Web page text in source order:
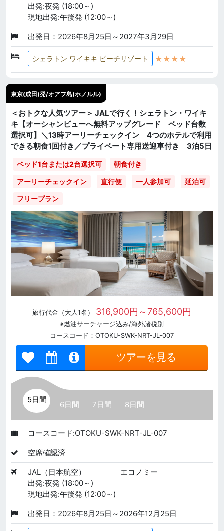
出発:夜発 (18:00～)
現地出発:午後発 (12:00～)
出発日：2026年8月25日～2027年3月29日
シェラトン ワイキキ ビーチリゾート ★★★★
東京(成田)発/オアフ島(ホノルル)
＜おトクな人気ツアー＞ JALで行く！シェラトン・ワイキ
キ【オーシャンビューへ無料アップグレード ベッド台数
選択可】＼13時アーリーチェックイン 4つのホテルで利用
できる朝食1回付き／プライベート専用送迎車付き 3泊5日
ベッド1台または2台選択可 朝食付き
アーリーチェックイン 直行便 一人参加可 延泊可
フリープラン
旅行代金（大人1名） 316,900円～765,600円
※燃油サーチャージ込み/海外諸税別
コースコード：OTOKU-SWK-NRT-JL-007
ツアーを見る
5日間
6日間 7日間 8日間
コースコード:OTOKU-SWK-NRT-JL-007
空席確認済
JAL（日本航空）
エコノミー
出発:夜発 (18:00～)
現地出発:午後発 (12:00～)
出発日：2026年8月25日～2026年12月25日